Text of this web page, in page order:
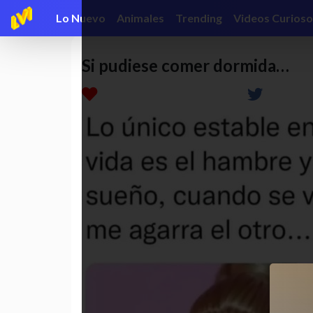
Lo Nuevo Animales Trending Videos
Si pudiese comer dormida…